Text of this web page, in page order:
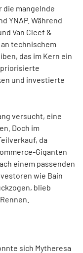
die mangelnde
YNAP. Während
Van Cleef &
technischem
das im Kern ein
und investierte
versucht, eine
Doch im
da
Giganten
einem passenden
wie Bain
blieb
sich Mytheresa